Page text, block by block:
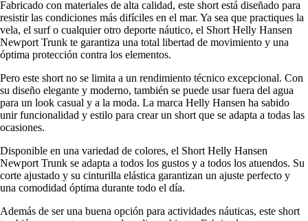
Fabricado con materiales de alta calidad, este short está diseñado para
resistir las condiciones más difíciles en el mar. Ya sea que practiques la
vela, el surf o cualquier otro deporte náutico, el Short Helly Hansen
Newport Trunk te garantiza una total libertad de movimiento y una
óptima protección contra los elementos.
Pero este short no se limita a un rendimiento técnico excepcional. Con
su diseño elegante y moderno, también se puede usar fuera del agua
para un look casual y a la moda. La marca Helly Hansen ha sabido
unir funcionalidad y estilo para crear un short que se adapta a todas las
ocasiones.
Disponible en una variedad de colores, el Short Helly Hansen
Newport Trunk se adapta a todos los gustos y a todos los atuendos. Su
corte ajustado y su cinturilla elástica garantizan un ajuste perfecto y
una comodidad óptima durante todo el día.
Además de ser una buena opción para actividades náuticas, este short